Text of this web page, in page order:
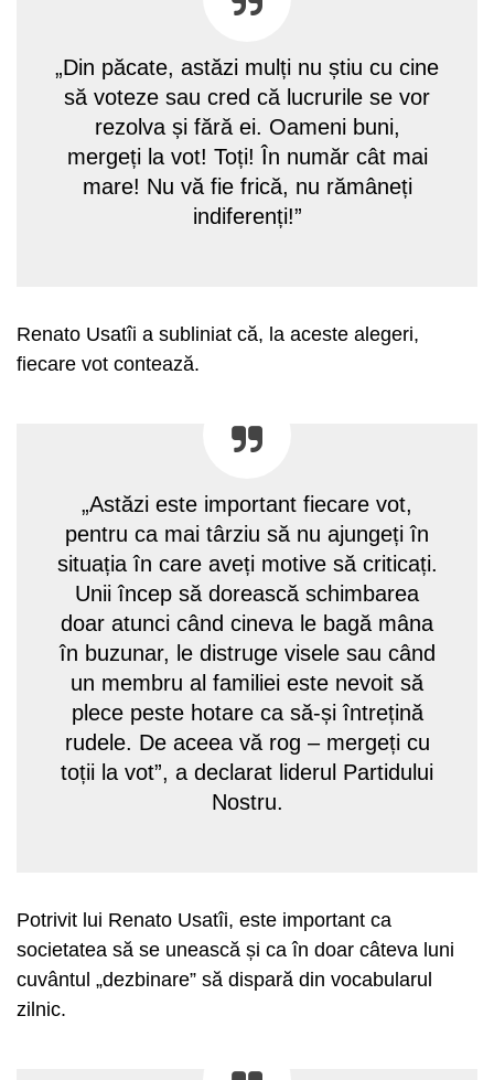
„Din păcate, astăzi mulți nu știu cu cine
să voteze sau cred că lucrurile se vor
rezolva și fără ei. Oameni buni,
mergeți la vot! Toți! În număr cât mai
mare! Nu vă fie frică, nu rămâneți
indiferenți!”
Renato Usatîi a subliniat că, la aceste alegeri,
fiecare vot contează.
„Astăzi este important fiecare vot,
pentru ca mai târziu să nu ajungeți în
situația în care aveți motive să criticați.
Unii încep să dorească schimbarea
doar atunci când cineva le bagă mâna
în buzunar, le distruge visele sau când
un membru al familiei este nevoit să
plece peste hotare ca să-și întrețină
rudele. De aceea vă rog – mergeți cu
toții la vot”, a declarat liderul Partidului
Nostru.
Potrivit lui Renato Usatîi, este important ca
societatea să se unească și ca în doar câteva luni
cuvântul „dezbinare” să dispară din vocabularul
zilnic.